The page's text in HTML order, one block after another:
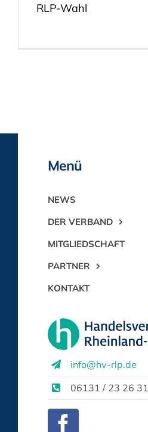
RLP-Wahl
Menü
NEWS
DER VERBAND
MITGLIEDSCHAFT
PARTNER
KONTAKT
info@hv-rlp.de
06131 / 23 26 31